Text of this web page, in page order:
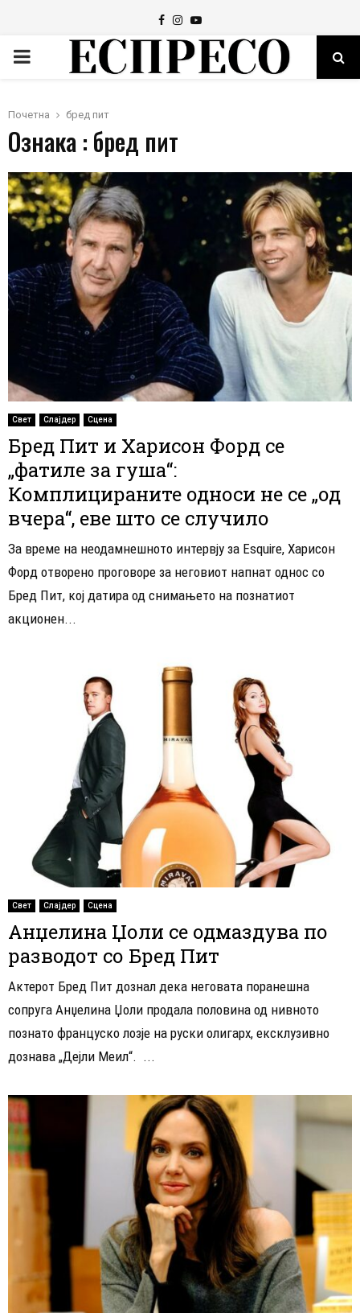
Facebook
Instagram
Youtube
PRIMARY
Почетна бред пит
Ознака : бред пит
Свет Слајдер Сцена
Бред Пит и Харисон Форд се
„фатиле за гуша“:
Комплицираните односи не се „од
вчера“, еве што се случило
За време на неодамнешното интервју за Esquire, Харисон
Форд отворено проговоре за неговиот напнат однос со
Бред Пит, кој датира од снимањето на познатиот
акционен...
Свет Слајдер Сцена
Анџелина Џоли се одмаздува по
разводот со Бред Пит
Актерот Бред Пит дознал дека неговата поранешна
сопруга Анџелина Џоли продала половина од нивното
познато француско лозје на руски олигарх, ексклузивно
дознава „Дејли Меил“. ...